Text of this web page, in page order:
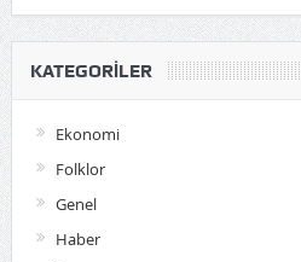
KATEGORILER
Ekonomi
Folklor
Genel
Haber